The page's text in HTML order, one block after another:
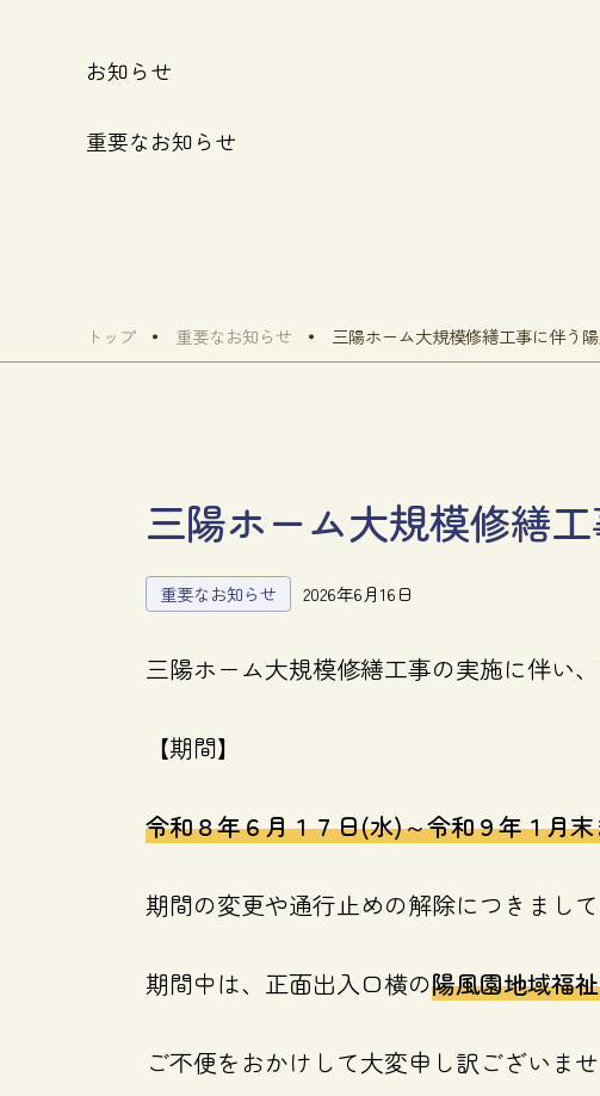
お知らせ
重要なお知らせ
トップ 重要なお知らせ 三陽ホーム大規模修繕工事に伴う
三陽ホーム大規模修繕
重要なお知らせ 2026年6月16日
三陽ホーム大規模修繕工事の実施に伴い
【期間】
令和８年６月１７日(水)～令和９年１月
期間の変更や通行止めの解除につきまし
期間中は、正面出入口横の陽風園地域福
ご不便をおかけして大変申し訳ございま